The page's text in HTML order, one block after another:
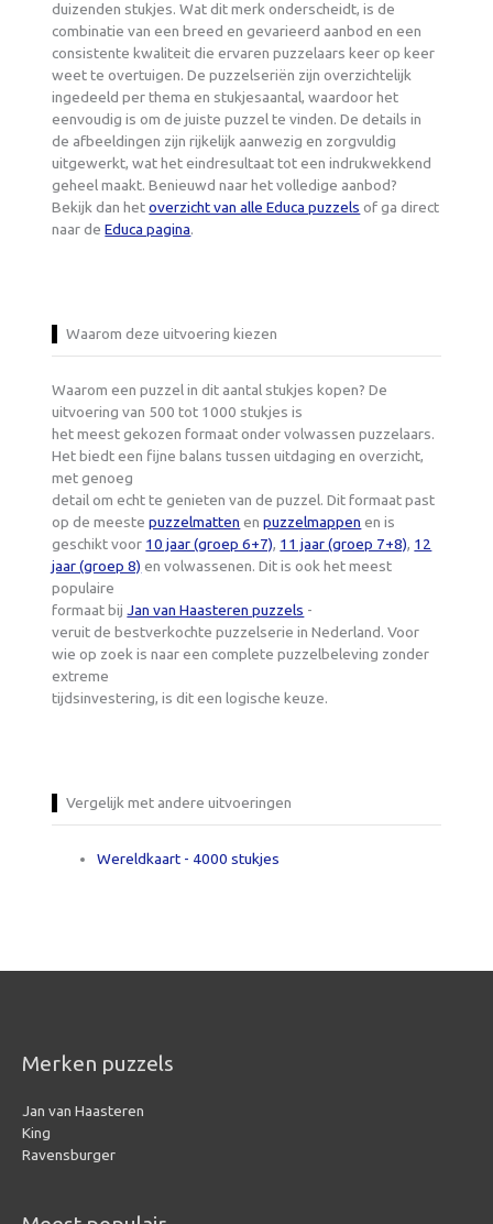
duizenden stukjes. Wat dit merk onderscheidt, is de
combinatie van een breed en gevarieerd aanbod en een
consistente kwaliteit die ervaren puzzelaars keer op keer
weet te overtuigen. De puzzelseriën zijn overzichtelijk
ingedeeld per thema en stukjesaantal, waardoor het
eenvoudig is om de juiste puzzel te vinden. De details in
de afbeeldingen zijn rijkelijk aanwezig en zorgvuldig
uitgewerkt, wat het eindresultaat tot een indrukwekkend
geheel maakt. Benieuwd naar het volledige aanbod?
Bekijk dan hetoverzicht van alle Educa puzzels of ga direct
naar deEduca pagina.
Waarom deze uitvoering kiezen
Waarom een puzzel in dit aantal stukjes kopen? De
uitvoering van 500 tot 1000 stukjes is
het meest gekozen formaat onder volwassen puzzelaars.
Het biedt een fijne balans tussen uitdaging en overzicht,
met genoeg
detail om echt te genieten van de puzzel. Dit formaat past
op de meestepuzzelmatten enpuzzelmappen en is
geschikt voor 10 jaar (groep 6+7), 11 jaar (groep 7+8), 12
jaar (groep 8) en volwassenen. Dit is ook het meest
populaire
formaat bijJan van Haasteren puzzels -
veruit de bestverkochte puzzelserie in Nederland. Voor
wie op zoek is naar een complete puzzelbeleving zonder
extreme
tijdsinvestering, is dit een logische keuze.
Vergelijk met andere uitvoeringen
Wereldkaart - 4000 stukjes
Merken puzzels
Jan van Haasteren
King
Ravensburger